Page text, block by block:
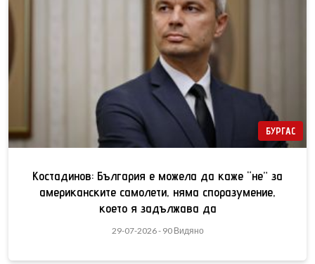
БУРГАС
Костадинов: България е можела да каже “не” за
американските самолети, няма споразумение,
което я задължава да
29-07-2026 - 90 Видяно